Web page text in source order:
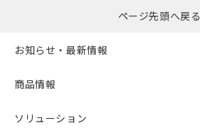
ページ先頭へ戻る
お知らせ・最新情報
商品情報
ソリューション